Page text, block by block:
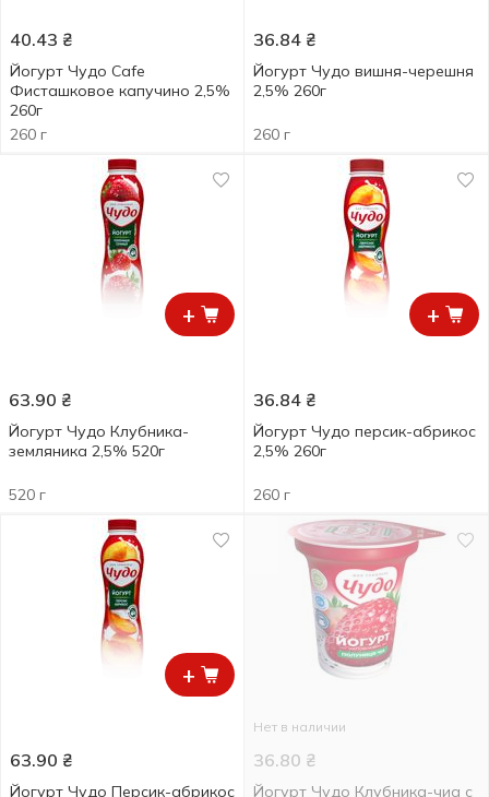
40.43 ₴
Йогурт Чудо Cafe
Фисташковое капучино 2,5%
260г
260 г
36.84 ₴
Йогурт Чудо вишня-черешня
2,5% 260г
260 г
+
63.90 ₴
Йогурт Чудо Клубника-
земляника 2,5% 520г
520 г
+
36.84 ₴
Йогурт Чудо персик-абрикос
2,5% 260г
260 г
+
63.90 ₴
Йогурт Чудо Персик-абрикос
Нет в наличии
36.80 ₴
Йогурт Чудо Клубника-чиа с